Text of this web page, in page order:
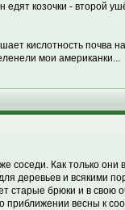
едят козочки - второй
кислотность почва
мои американки...
соседи. Как только они
деревьев и всякими
старые брюки и в свою
приближении весны к